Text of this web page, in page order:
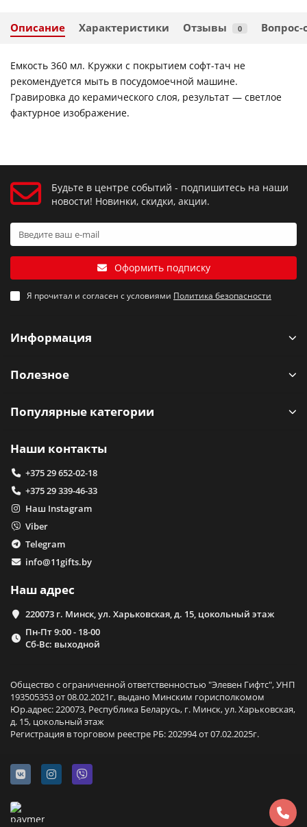
Описание Характеристики Отзывы 0 Вопрос-
Емкость 360 мл. Кружки с покрытием софт-тач не
рекомендуется мыть в посудомоечной машине.
Гравировка до керамического слоя, результат — светлое
фактурное изображение.
Будьте в центре событий - подпишитесь на наши
новости! Новинки, скидки, акции.
Оформить подписку
Я прочитал и согласен с условиями Политика безопасности
Информация
Полезное
Популярные категории
Наши контакты
+375 29 652-02-18
+375 29 339-46-33
Наш Instagram
Viber
Telegram
info@11gifts.by
Наш адрес
220073 г. Минск, ул. Харьковская, д. 15, цокольный этаж
Пн-Пт 9:00 - 18-00
Сб-Вс: выходной
Общество с ограниченной ответственностью "Элевен Гифтс", УНП
193505353 от 08.02.2021г, выдано Минским горисполкомом
Юр.адрес: 220073, Республика Беларусь, г. Минск, ул. Харьковская,
д. 15, цокольный этаж
Регистрация в торговом реестре РБ: 202994 от 07.02.2025г.